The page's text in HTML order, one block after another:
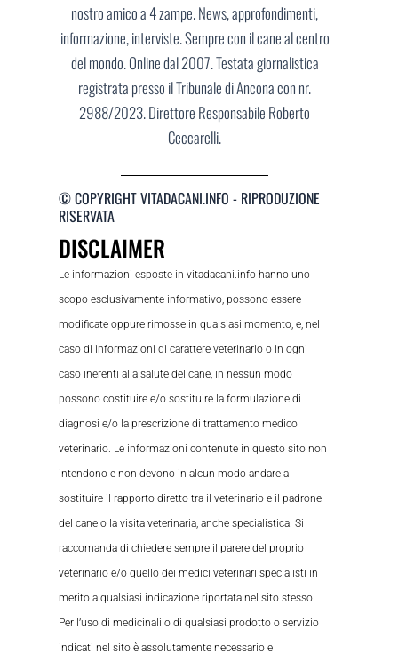
nostro amico a 4 zampe. News, approfondimenti,
informazione, interviste. Sempre con il cane al centro
del mondo. Online dal 2007. Testata giornalistica
registrata presso il Tribunale di Ancona con nr.
2988/2023. Direttore Responsabile Roberto
Ceccarelli.
© COPYRIGHT VITADACANI.INFO - RIPRODUZIONE
RISERVATA
DISCLAIMER
Le informazioni esposte in vitadacani.info hanno uno
scopo esclusivamente informativo, possono essere
modificate oppure rimosse in qualsiasi momento, e, nel
caso di informazioni di carattere veterinario o in ogni
caso inerenti alla salute del cane, in nessun modo
possono costituire e/o sostituire la formulazione di
diagnosi e/o la prescrizione di trattamento medico
veterinario. Le informazioni contenute in questo sito non
intendono e non devono in alcun modo andare a
sostituire il rapporto diretto tra il veterinario e il padrone
del cane o la visita veterinaria, anche specialistica. Si
raccomanda di chiedere sempre il parere del proprio
veterinario e/o quello dei medici veterinari specialisti in
merito a qualsiasi indicazione riportata nel sito stesso.
Per l’uso di medicinali o di qualsiasi prodotto o servizio
indicati nel sito è assolutamente necessario e